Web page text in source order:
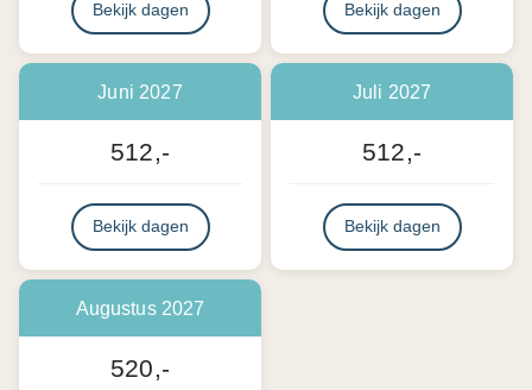
Bekijk dagen Bekijk dagen
Juni 2027
512,-
Bekijk dagen
Juli 2027
512,-
Bekijk dagen
Augustus 2027
520,-